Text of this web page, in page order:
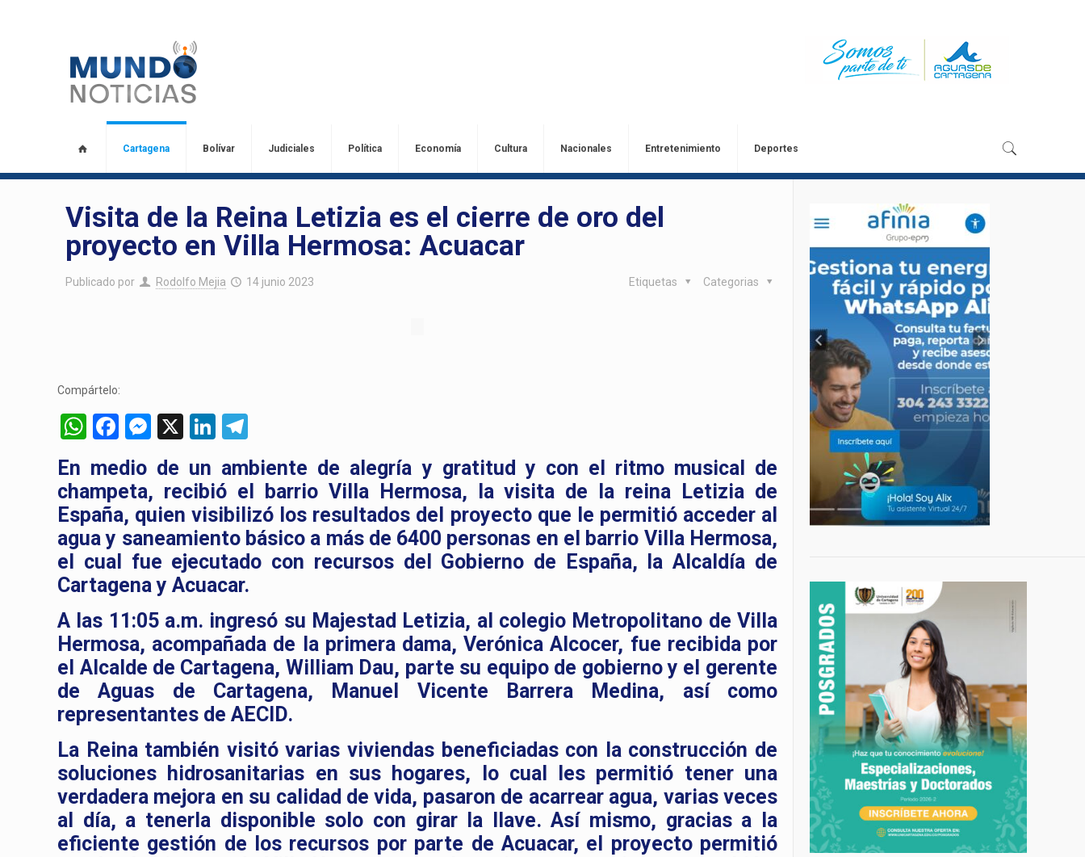
Cartagena Bolívar Judiciales Política Economía Cultura Nacionales Entretenimiento Deportes
Visita de la Reina Letizia es el cierre de oro del
proyecto en Villa Hermosa: Acuacar
Publicado por Rodolfo Mejia 14 junio 2023 Categorias
Etiquetas
Compártelo:
WhatsApp
Facebook
Messenger
X LinkedIn
En medio de un ambiente de alegría y gratitud y con el ritmo musical de
champeta, recibió el barrio Villa Hermosa, la visita de la reina Letizia de
España, quien visibilizó los resultados del proyecto que le permitió acceder al
agua y saneamiento básico a más de 6400 personas en el barrio Villa Hermosa,
el cual fue ejecutado con recursos del Gobierno de España, la Alcaldía de
Cartagena y Acuacar.
A las 11:05 a.m. ingresó su Majestad Letizia, al colegio Metropolitano de Villa
Hermosa, acompañada de la primera dama, Verónica Alcocer, fue recibida por
el Alcalde de Cartagena, William Dau, parte su equipo de gobierno y el gerente
de Aguas de Cartagena, Manuel Vicente Barrera Medina, así como
representantes de AECID.
La Reina también visitó varias viviendas beneficiadas con la construcción de
soluciones hidrosanitarias en sus hogares, lo cual les permitió tener una
verdadera mejora en su calidad de vida, pasaron de acarrear agua, varias veces
al día, a tenerla disponible solo con girar la llave. Así mismo, gracias a la
eficiente gestión de los recursos por parte de Acuacar, el proyecto permitió